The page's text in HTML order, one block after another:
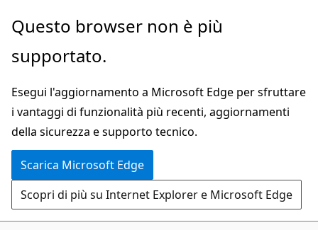
Ignora
passa
contenuto
principale
Questo browser non è più
supportato.
Esegui l'aggiornamento a Microsoft Edge per sfruttare
i vantaggi di funzionalità più recenti, aggiornamenti
della sicurezza e supporto tecnico.
Scarica Microsoft Edge
Scopri di più su Internet Explorer e Microsoft Edge